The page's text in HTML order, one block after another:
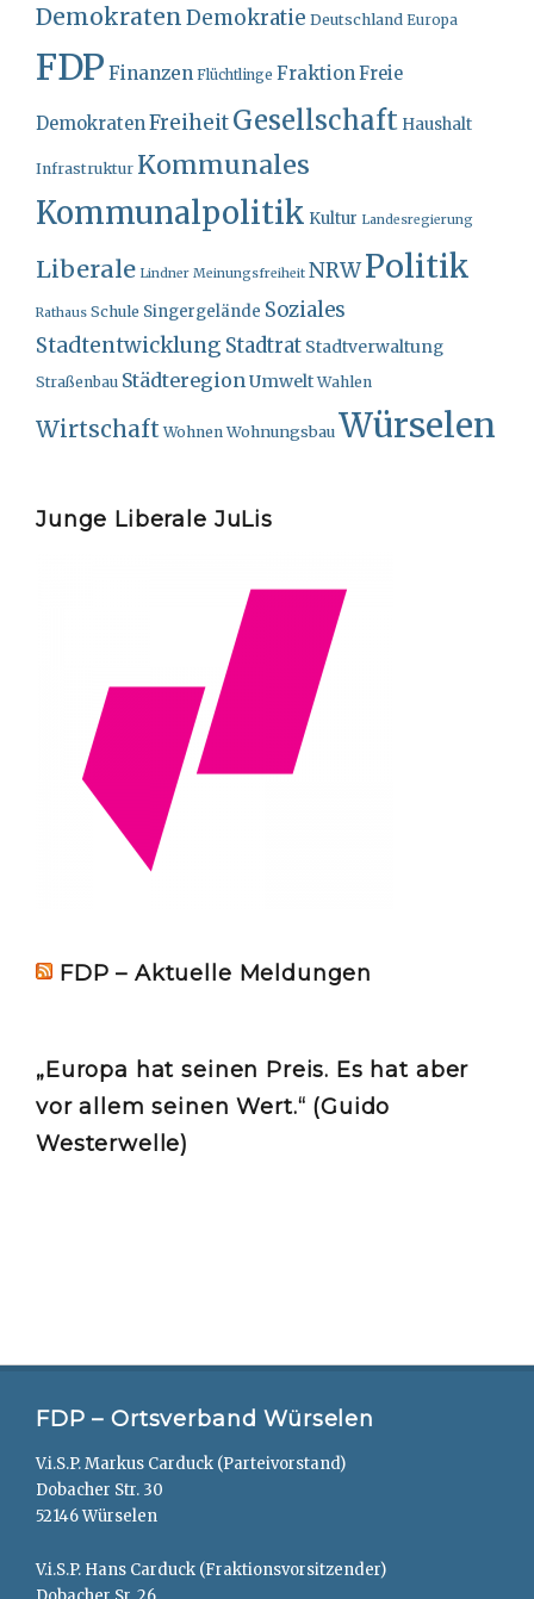
Demokraten Demokratie Deutschland Europa
FDP Finanzen Flüchtlinge Fraktion Freie
Demokraten FreiheitGesellschaft Haushalt
Infrastruktur Kommunales
Kommunalpolitik Kultur Landesregierung
Liberale Lindner Meinungsfreiheit NRWPolitik
Rathaus Schule Singergelände Soziales
Stadtentwicklung Stadtrat Stadtverwaltung
Straßenbau Städteregion Umwelt Wahlen
Wirtschaft Wohnen WohnungsbauWürselen
Junge Liberale JuLis
FDP – Aktuelle Meldungen
„Europa hat seinen Preis. Es hat aber
vor allem seinen Wert.“ (Guido
Westerwelle)
FDP – Ortsverband Würselen
V.i.S.P. Markus Carduck (Parteivorstand)
Dobacher Str. 30
52146 Würselen
V.i.S.P. Hans Carduck (Fraktionsvorsitzender)